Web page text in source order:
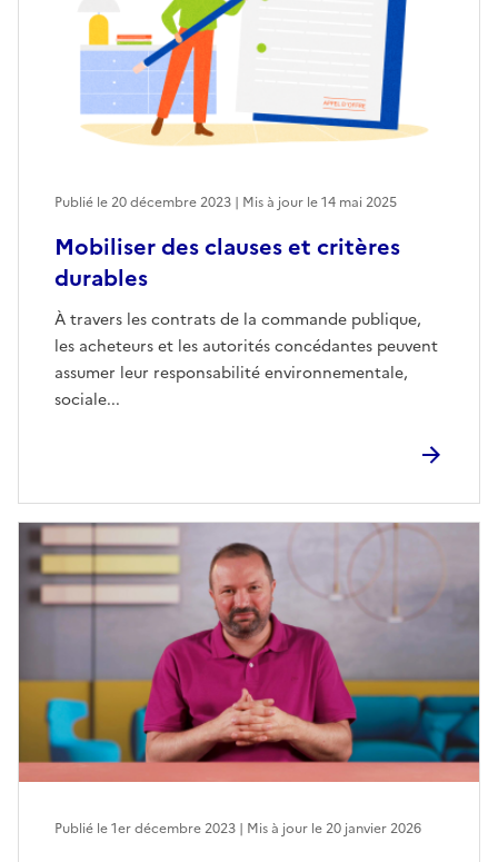
Mobiliser des clauses et critères
durables
À travers les contrats de la commande publique,
les acheteurs et les autorités concédantes peuvent
assumer leur responsabilité environnementale,
sociale...
Publié le 20 décembre 2023 | Mis à jour le 14 mai 2025
Publié le 1er décembre 2023 | Mis à jour le 20 janvier 2026